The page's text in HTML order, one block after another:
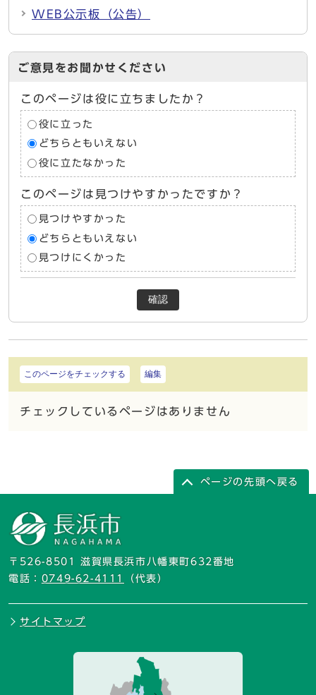
WEB公示板（公告）
ご意見をお聞かせください
このページは役に立ちましたか？
役に立った
どちらともいえない
役に立たなかった
このページは見つけやすかったですか？
見つけやすかった
どちらともいえない
見つけにくかった
確認
このページをチェックする 編集
チェックしているページはありません
ページの先頭へ戻る
〒526-8501 滋賀県長浜市八幡東町632番地
電話： 0749-62-4111 （代表）
サイトマップ